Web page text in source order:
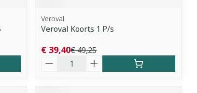
Veroval
Veroval Koorts 1 P/s
€ 49,25
€ 39,40